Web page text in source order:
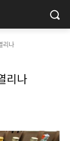
리나
리나